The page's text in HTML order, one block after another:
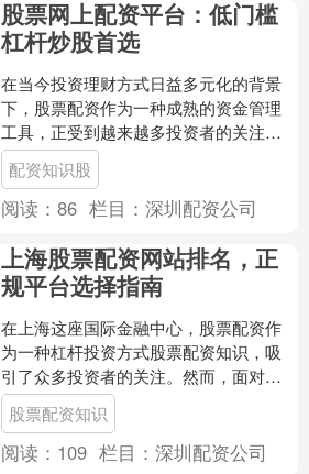
股票网上配资平台：低门槛
杠杆炒股首选
在当今投资理财方式日益多元化的背景
下，股票配资作为一种成熟的资金管理
工具，正受到越来越多投资者的关注。
特别是对于资金有限但希望参与更大规
模交易的投资者而言，股票....
配资知识股
阅读：86 栏目：深圳配资公司
上海股票配资网站排名，正
规平台选择指南
在上海这座国际金融中心，股票配资作
为一种杠杆投资方式股票配资知识，吸
引了众多投资者的关注。然而，面对网
络上琳琅满目的配资平台，如何辨别正
规性与安全性，成为投资者....
股票配资知识
阅读： 109 栏目：深圳配资公司